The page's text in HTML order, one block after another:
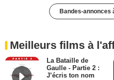
Bandes-annonces
Meilleurs films à
La Bataille de
Gaulle - Partie 2 :
J’écris ton nom